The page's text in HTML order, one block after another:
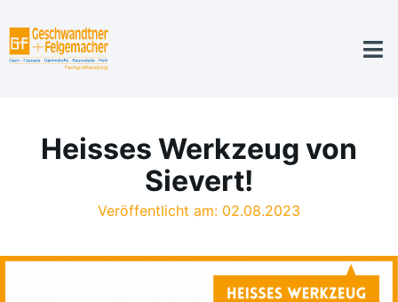
Heisses Werkzeug von
Sievert!
Veröffentlicht am: 02.08.2023